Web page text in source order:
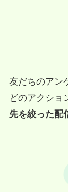
友だちのアン
どのアクショ
先を絞った配